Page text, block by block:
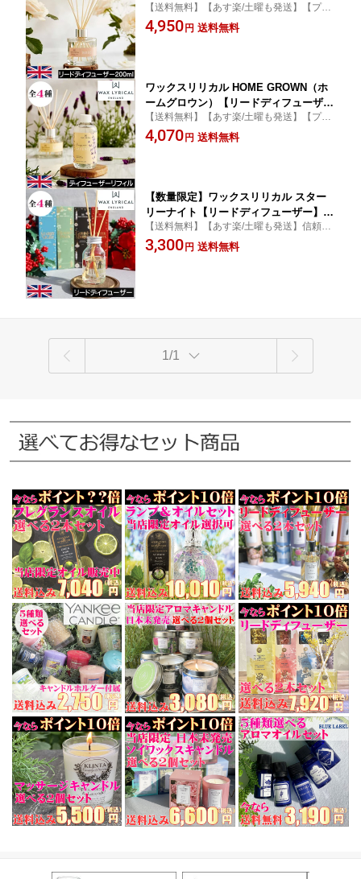
200ml】WAX LYRICAL RHS ルームフ
レグランス イギリス製 英国 ヨーロッパ
物
【送料無料】【あす楽/土曜も発送】【プレ
ゼント ギフト 贈り物に】WAX LYRICAL H
OME GROWN ホームグロウン 自然なお花
4,950円 送料無料
ワックスリリカル HOME GROWN（ホ
ームグロウン）【リードディフューザー
リフィル（詰め替え用）】WAX LYRICA
L RHS ルームフレグランス イギリス製
り物
【送料無料】【あす楽/土曜も発送】【プレ
ゼント ギフト 贈り物に】WAX LYRICAL H
OME GROWN ホームグロウン 自然なお花
4,070円 送料無料
【数量限定】ワックスリリカル スター
リーナイト【リードディフューザー】ク
リスマス WAX LYRICAL STARRRY NIG
HT イギリス製 英国 ルームフレグラン
【送料無料】【あす楽/土曜も発送】信頼あ
る英国製の上品な香りにオシャレなパッケ
ージが魅力的なクリスマスシーズンにぴっ
3,300円 送料無料
1/1